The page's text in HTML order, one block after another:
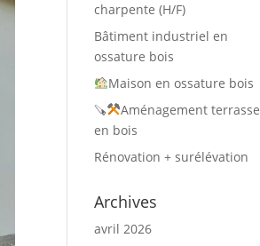
charpente (H/F)
Bâtiment industriel en
ossature bois
Maison en ossature bois
🪚
Aménagement terrasse
en bois
Rénovation + surélévation
Archives
avril 2026